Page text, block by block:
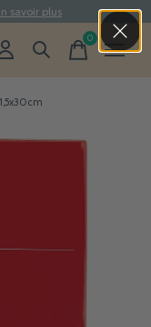
savoir plus
0items